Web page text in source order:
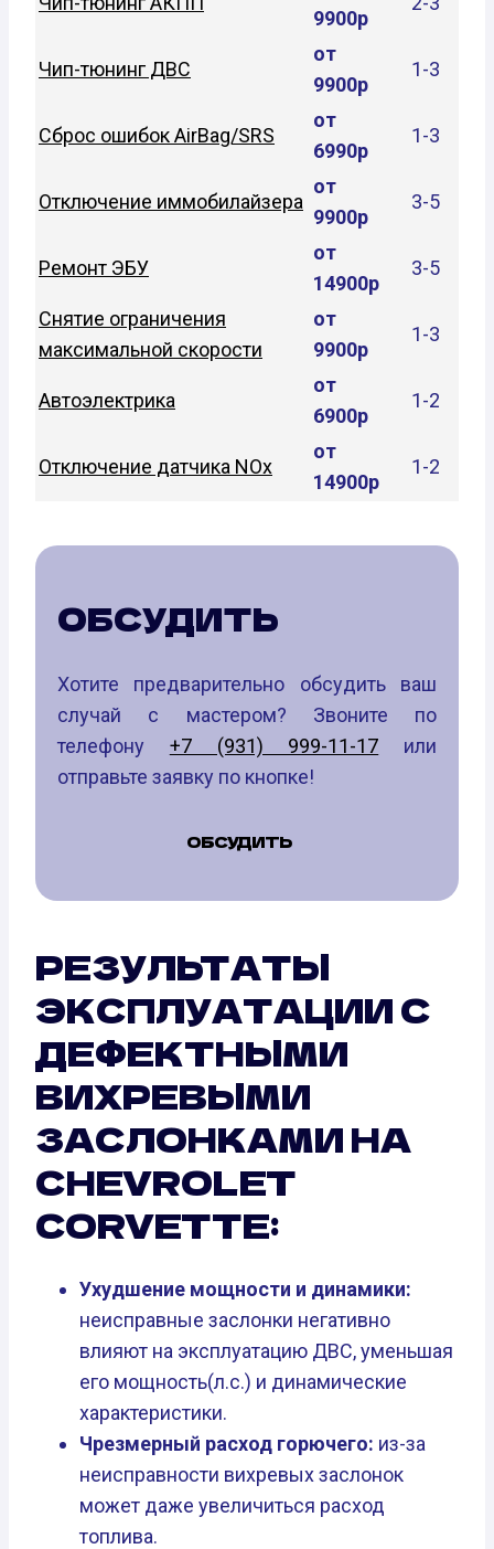
9900р
Чип-тюнинг ДВС
от
9900р
1-3
Сброс ошибок AirBag/SRS
от
6990р
1-3
Отключение иммобилайзера
от
9900р
3-5
Ремонт ЭБУ
от
14900р
3-5
Снятие ограничения
максимальной скорости
от
9900р
1-3
Автоэлектрика
от
6900р
1-2
Отключение датчика NOx
от
14900р
1-2
ОБСУДИТЬ
Хотите предварительно обсудить ваш
случай с мастером? Звоните по
телефону +7 (931) 999-11-17 или
отправьте заявку по кнопке!
ОБСУДИТЬ
РЕЗУЛЬТАТЫ
ЭКСПЛУАТАЦИИ С
ДЕФЕКТНЫМИ
ВИХРЕВЫМИ
ЗАСЛОНКАМИ НА
CHEVROLET
CORVETTE:
Ухудшение мощности и динамики:
неисправные заслонки негативно
влияют на эксплуатацию ДВС, уменьшая
его мощность(л.с.) и динамические
характеристики.
Чрезмерный расход горючего: из-за
неисправности вихревых заслонок
может даже увеличиться расход
топлива.